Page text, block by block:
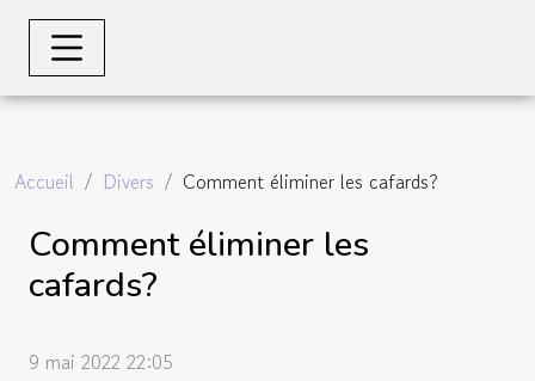
Accueil Divers Comment éliminer les cafards?
Comment éliminer les
cafards?
9 mai 2022 22:05